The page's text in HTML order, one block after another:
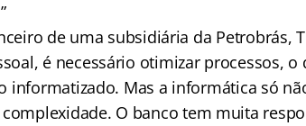
de uma subsidiária da Petrobrás,
é necessário otimizar processos, o
informatizado. Mas a informática só
O banco tem muita